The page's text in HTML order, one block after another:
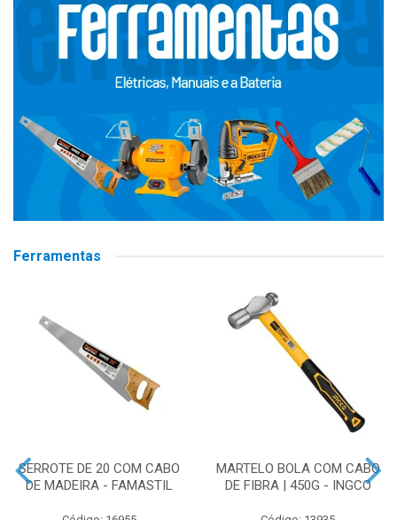
Ferramentas
SERROTE DE 20 COM CABO
DE MADEIRA - FAMASTIL
MARTELO BOLA COM CABO
DE FIBRA | 450G - INGCO